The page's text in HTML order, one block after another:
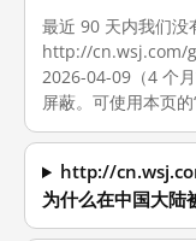
最近 90 天内我们没
http://cn.wsj.com/
2026-04-09（4 个
屏蔽。可使用本页的
http://
为什么在中国大陆